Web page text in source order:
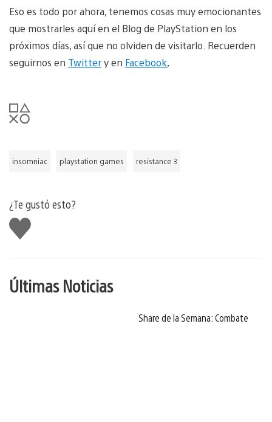
Eso es todo por ahora, tenemos cosas muy emocionantes
que mostrarles aquí en el Blog de PlayStation en los
próximos días, así que no olviden de visitarlo. Recuerden
seguirnos en Twittery en Facebook,
insomniac playstation games resistance 3
¿Te gustó esto?
Me
gusta
Últimas Noticias
Share de la Semana: Combate